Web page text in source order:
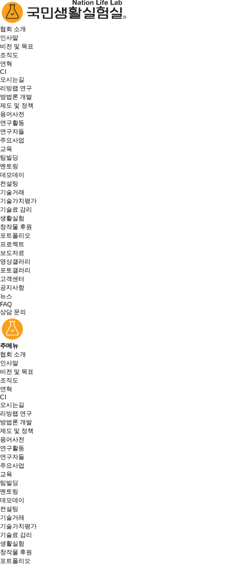
협회 소개
인사말
비전 및 목표
조직도
연혁
CI
오시는길
리빙랩 연구
방법론 개발
제도 및 정책
용어사전
연구활동
연구자들
주요사업
교육
팀빌딩
멘토링
데모데이
컨설팅
기술거래
기술가치평가
기술료 감리
생활실험
창작물 후원
포트폴리오
프로젝트
보도자료
영상갤러리
포토갤러리
고객센터
공지사항
뉴스
FAQ
상담 문의
주메뉴
협회 소개
인사말
비전 및 목표
조직도
연혁
CI
오시는길
리빙랩 연구
방법론 개발
제도 및 정책
용어사전
연구활동
연구자들
주요사업
교육
팀빌딩
멘토링
데모데이
컨설팅
기술거래
기술가치평가
기술료 감리
생활실험
창작물 후원
포트폴리오